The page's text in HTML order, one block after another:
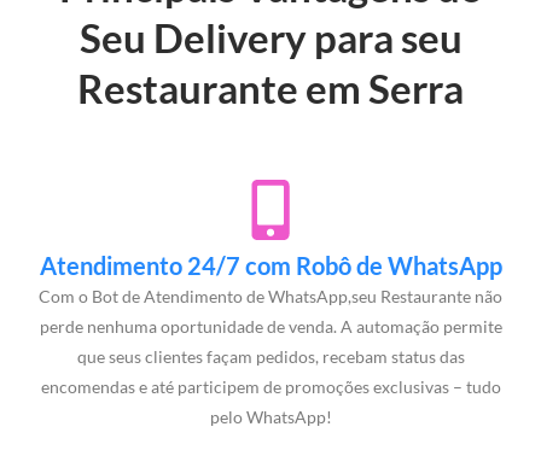
Seu Delivery para seu
Restaurante em Serra
Atendimento 24/7 com Robô de WhatsApp
Com o Bot de Atendimento de WhatsApp,seu Restaurante não
perde nenhuma oportunidade de venda. A automação permite
que seus clientes façam pedidos, recebam status das
encomendas e até participem de promoções exclusivas – tudo
pelo WhatsApp!